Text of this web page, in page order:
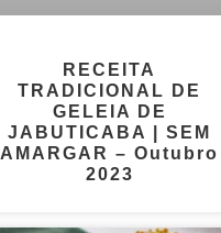
RECEITA
TRADICIONAL DE
GELEIA DE
JABUTICABA | SEM
AMARGAR – Outubro
2023